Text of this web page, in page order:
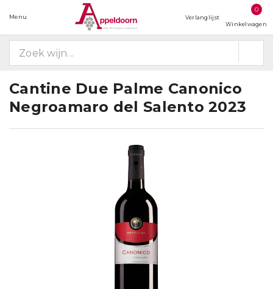
Menu Verlanglijst
0
Winkelwagen
Cantine Due Palme Canonico
Negroamaro del Salento 2023